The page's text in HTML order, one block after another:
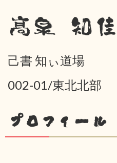
髙泉 知佳
己書 知ぃ道場
002-01/東北北部
プロフィール